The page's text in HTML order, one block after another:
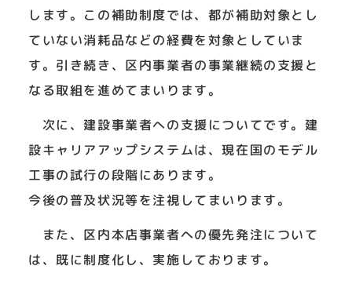
します。この補助制度では、都が補助対象とし
ていない消耗品などの経費を対象としていま
す。引き続き、区内事業者の事業継続の支援と
なる取組を進めてまいります。
次に、建設事業者への支援についてです。建
設キャリアアップシステムは、現在国のモデル
工事の試行の段階にあります。
今後の普及状況等を注視してまいります。
また、区内本店事業者への優先発注について
は、既に制度化し、実施しております。